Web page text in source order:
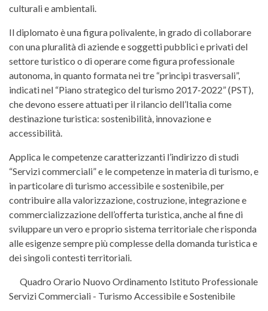
culturali e ambientali.
Il diplomato è una figura polivalente, in grado di collaborare
con una pluralità di aziende e soggetti pubblici e privati del
settore turistico o di operare come figura professionale
autonoma, in quanto formata nei tre “principi trasversali”,
indicati nel “Piano strategico del turismo 2017-2022” (PST),
che devono essere attuati per il rilancio dell’Italia come
destinazione turistica: sostenibilità, innovazione e
accessibilità.
Applica le competenze caratterizzanti l’indirizzo di studi
“Servizi commerciali” e le competenze in materia di turismo, e
in particolare di turismo accessibile e sostenibile, per
contribuire alla valorizzazione, costruzione, integrazione e
commercializzazione dell’offerta turistica, anche al fine di
sviluppare un vero e proprio sistema territoriale che risponda
alle esigenze sempre più complesse della domanda turistica e
dei singoli contesti territoriali.
Quadro Orario Nuovo Ordinamento Istituto Professionale
Servizi Commerciali - Turismo Accessibile e Sostenibile